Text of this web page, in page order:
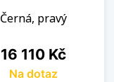
Černá, pravý
Cena
16 110 Kč
Na dotaz